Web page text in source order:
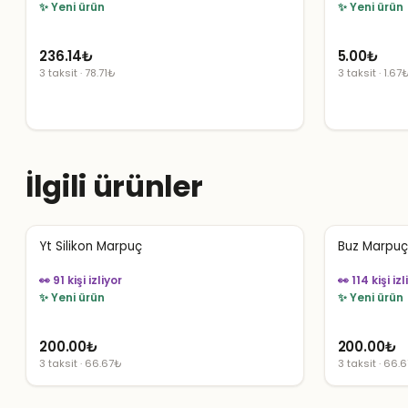
✨ Yeni ürün
236.14₺
3 taksit · 78.71₺
✨ Yeni ürün
5.00₺
3 taksit · 1.67₺
İlgili ürünler
Yt Silikon Marpuç
👀 91 kişi izliyor
✨ Yeni ürün
200.00₺
3 taksit · 66.67₺
Buz Marpuç
👀 114 kişi
✨ Yeni ürün
200.00₺
3 taksit ·